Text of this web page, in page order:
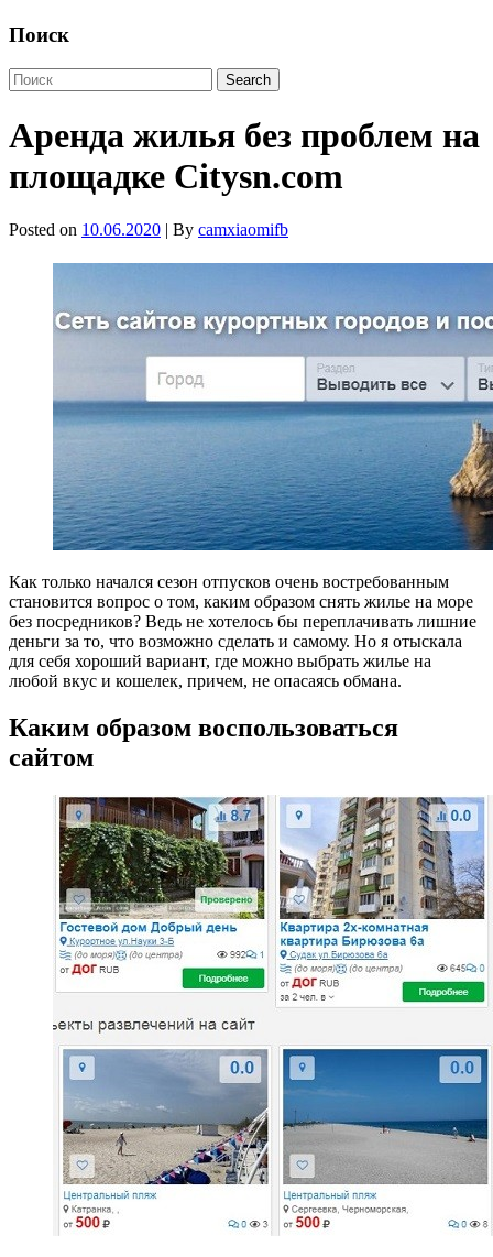
Поиск
Аренда жилья без проблем на
площадке Citysn.com
Posted on 10.06.2020 | By camxiaomifb
Как только начался сезон отпусков очень востребованным
становится вопрос о том, каким образом снять жилье на море
без посредников? Ведь не хотелось бы переплачивать лишние
деньги за то, что возможно сделать и самому. Но я отыскала
для себя хороший вариант, где можно выбрать жилье на
любой вкус и кошелек, причем, не опасаясь обмана.
Каким образом воспользоваться
сайтом